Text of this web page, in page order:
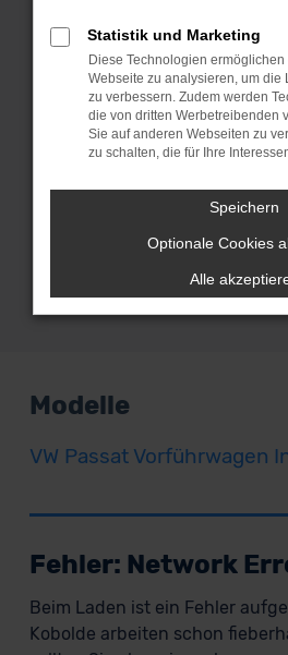
zum Zweck der
vielen Vorteile dieses
zeigen. Nach einer
werden die VW
ausgewechselt und
den Verkauf. Natürlich
VW Vorführwagen direkt
Ingolstadt. Schnell und
Modelle
VW Passat Vorführwagen
Fehler: Network
Beim Laden ist ein Fehler
Kobolde arbeiten schon
Statistik und Marketing
Diese Technologien
Webseite zu analysieren, um die
zu verbessern. Zudem werden
die von dritten Werbetreibenden
Sie auf anderen Webseiten zu
zu schalten, die für Ihre
Speichern
Optionale Cookies
Alle